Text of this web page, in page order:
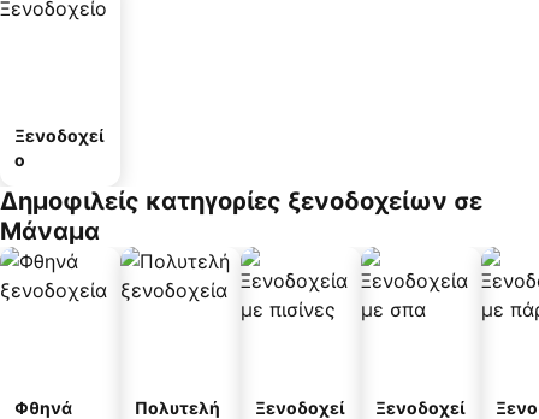
Ξενοδοχεί
ο
Δημοφιλείς κατηγορίες ξενοδοχείων σε
Μάναμα
Φθηνά
Πολυτελή
Ξενοδοχεί
Ξενοδοχεί